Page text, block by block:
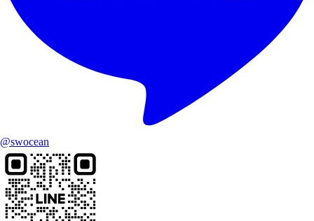
@swocean